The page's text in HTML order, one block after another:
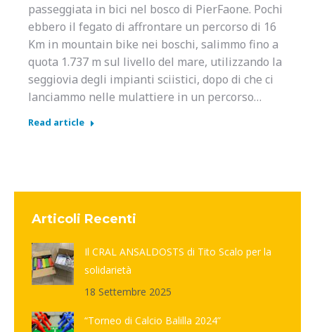
passeggiata in bici nel bosco di PierFaone. Pochi
ebbero il fegato di affrontare un percorso di 16
Km in mountain bike nei boschi, salimmo fino a
quota 1.737 m sul livello del mare, utilizzando la
seggiovia degli impianti sciistici, dopo di che ci
lanciammo nelle mulattiere in un percorso…
Read article
Articoli Recenti
Il CRAL ANSALDOSTS di Tito Scalo per la
solidarietà
18 Settembre 2025
“Torneo di Calcio Balilla 2024”